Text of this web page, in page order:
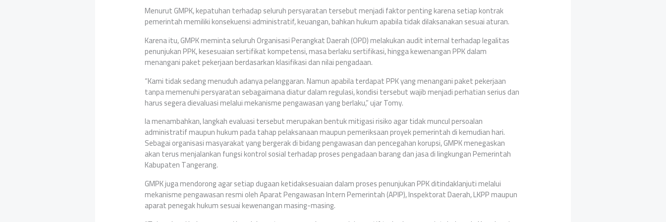
Menurut GMPK, kepatuhan terhadap seluruh persyaratan tersebut menjadi faktor penting karena setiap kontrak
pemerintah memiliki konsekuensi administratif, keuangan, bahkan hukum apabila tidak dilaksanakan sesuai aturan.
Karena itu, GMPK meminta seluruh Organisasi Perangkat Daerah (OPD) melakukan audit internal terhadap legalitas
penunjukan PPK, kesesuaian sertifikat kompetensi, masa berlaku sertifikasi, hingga kewenangan PPK dalam
menangani paket pekerjaan berdasarkan klasifikasi dan nilai pengadaan.
“Kami tidak sedang menuduh adanya pelanggaran. Namun apabila terdapat PPK yang menangani paket pekerjaan
tanpa memenuhi persyaratan sebagaimana diatur dalam regulasi, kondisi tersebut wajib menjadi perhatian serius dan
harus segera dievaluasi melalui mekanisme pengawasan yang berlaku,” ujar Tomy.
Ia menambahkan, langkah evaluasi tersebut merupakan bentuk mitigasi risiko agar tidak muncul persoalan
administratif maupun hukum pada tahap pelaksanaan maupun pemeriksaan proyek pemerintah di kemudian hari.
Sebagai organisasi masyarakat yang bergerak di bidang pengawasan dan pencegahan korupsi, GMPK menegaskan
akan terus menjalankan fungsi kontrol sosial terhadap proses pengadaan barang dan jasa di lingkungan Pemerintah
Kabupaten Tangerang.
GMPK juga mendorong agar setiap dugaan ketidaksesuaian dalam proses penunjukan PPK ditindaklanjuti melalui
mekanisme pengawasan resmi oleh Aparat Pengawasan Intern Pemerintah (APIP), Inspektorat Daerah, LKPP maupun
aparat penegak hukum sesuai kewenangan masing-masing.